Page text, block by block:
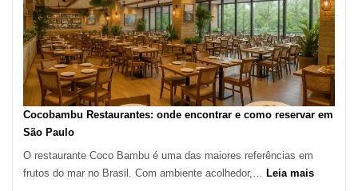
em
São
Paulo:
Um
Guia
Definitivo
para
Alta
Gastronomia
Cocobambu Restaurantes: onde encontrar e como reservar em
São Paulo
O restaurante Coco Bambu é uma das maiores referências em
frutos do mar no Brasil. Com ambiente acolhedor,…
Leia mais: